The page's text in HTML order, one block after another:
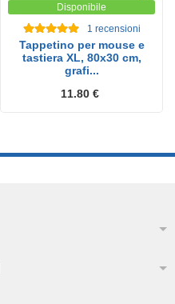
Disponibile
1 recensioni
Tappetino per mouse e
tastiera XL, 80x30 cm,
grafi...
11.80 €